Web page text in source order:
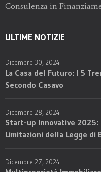
Consulenza in
ULTIME NOTIZIE
Dicembre 30, 2024
La Casa del Futuro: I 5
Secondo Casavo
Dicembre 28, 2024
Start-up Innovative
Limitazioni della Legge di
Dicembre 27, 2024